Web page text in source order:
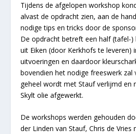
Tijdens de afgelopen workshop
alvast de opdracht zien, aan de
nodige tips en tricks door de
De opdracht betreft een half (tafel-)
uit Eiken (door Kerkhofs te leveren)
uitvoeringen en daardoor
bovendien het nodige freeswerk zal
geheel wordt met Stauf verlijmd en
Skylt olie afgewerkt.
De workshops werden gehouden
der Linden van Stauf, Chris de Vries